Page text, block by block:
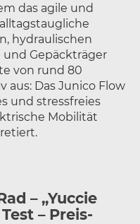
das agile und
hydraulischen
und Gepäckträger
von rund 80
aus: Das Junico Flow
und stressfreies
Mobilität
– „Yuccie
– Preis-